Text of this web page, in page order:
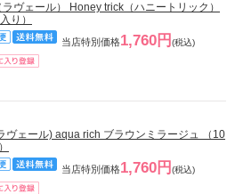
ラヴェール） Honey trick（ハニートリック）
り）
当店特別価格1,760円 (税込)
ヴェール) aqua rich ブラウンミラージュ （10
当店特別価格1,760円 (税込)